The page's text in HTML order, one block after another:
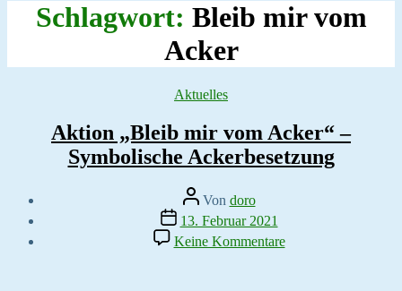
Schlagwort: Bleib mir vom
Acker
Kategorien
Aktuelles
Aktion „Bleib mir vom Acker“ –
Symbolische Ackerbesetzung
Beitragsautor
Von doro
Veröffentlichungsdatum
13. Februar 2021
Keine Kommentarezu
Aktion